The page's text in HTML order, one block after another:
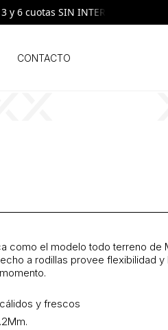
6 cuotas SIN INTERES | VISA y
CONTACTO
como el modelo todo terreno de
a rodillas provee flexibilidad
y frescos